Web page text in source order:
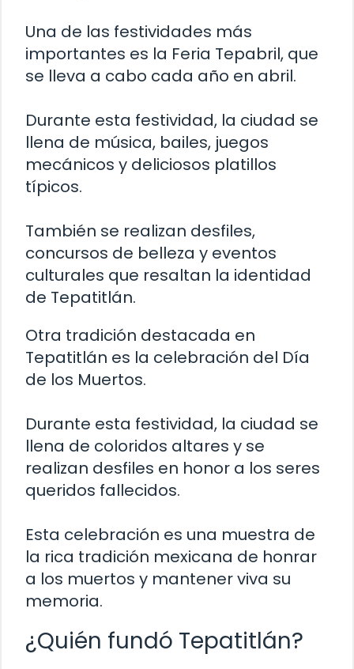
Una de las festividades más
importantes es la Feria Tepabril, que
se lleva a cabo cada año en abril.
Durante esta festividad, la ciudad se
llena de música, bailes, juegos
mecánicos y deliciosos platillos
típicos.
También se realizan desfiles,
concursos de belleza y eventos
culturales que resaltan la identidad
de Tepatitlán.
Otra tradición destacada en
Tepatitlán es la celebración del Día
de los Muertos.
Durante esta festividad, la ciudad se
llena de coloridos altares y se
realizan desfiles en honor a los seres
queridos fallecidos.
Esta celebración es una muestra de
la rica tradición mexicana de honrar
a los muertos y mantener viva su
memoria.
¿Quién fundó Tepatitlán?